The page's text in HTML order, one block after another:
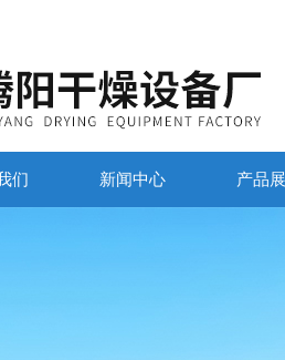
们 新闻中心 产品